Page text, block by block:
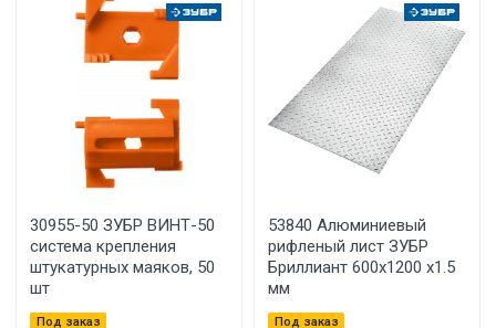
30955-50 ЗУБР ВИНТ-50
система крепления
штукатурных маяков, 50
шт
Под заказ
53840 Алюминиевый
рифленый лист ЗУБР
Бриллиант 600х1200 х1.5
мм
Под заказ